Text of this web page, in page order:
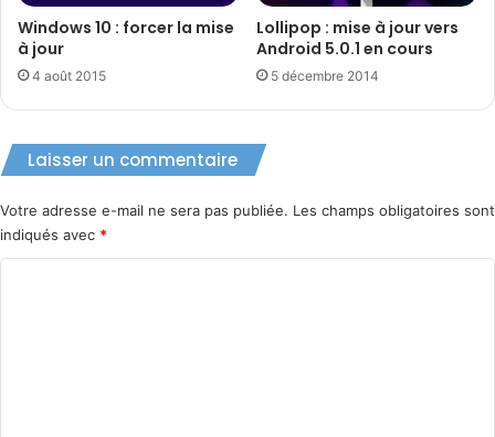
Windows 10 : forcer la mise
à jour
4 août 2015
Lollipop : mise à jour vers
Android 5.0.1 en cours
5 décembre 2014
Laisser un commentaire
Votre adresse e-mail ne sera pas publiée. Les champs obligatoires sont
indiqués avec *